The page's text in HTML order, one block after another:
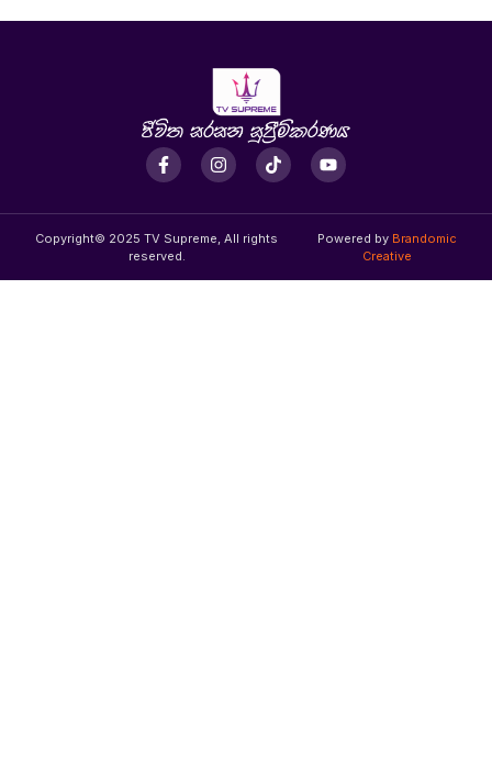
Copyright© 2025 TV Supreme, All rights
reserved.
Powered by Brandomic
Creative